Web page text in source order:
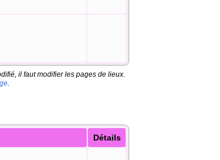
il faut modifier les pages de lieux.
Détails